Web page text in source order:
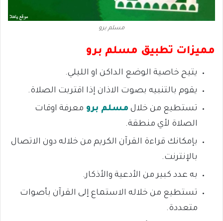
مسلم برو
مميزات تطبيق مسلم برو
يتيح خاصية الوضع الداكن او الليلي.
يقوم بالتنبيه بصوت الاذان إذا اقتربت الصلاة.
تستطيع من خلال مسلم برو معرفة اوقات
الصلاة لأي منطقة.
بإمكانك قراءة القرآن الكريم من خلاله دون الاتصال
بالإنترنت.
به عدد كبير من الأدعية والأذكار.
تستطيع من خلاله الاستماع إلى القرآن بأصوات
متعددة.